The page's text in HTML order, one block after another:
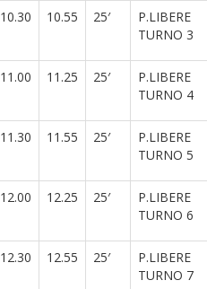
10.30 10.55 25′
P.LIBERE
TURNO 3
11.00 11.25 25′
P.LIBERE
TURNO 4
11.30 11.55 25′
P.LIBERE
TURNO 5
12.00 12.25 25′
P.LIBERE
TURNO 6
12.30 12.55 25′
P.LIBERE
TURNO 7